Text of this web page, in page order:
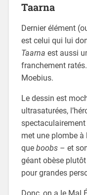
Taarna
Dernier élément
est celui qui lui
Taarna est aussi
franchement
Moebius.
Le dessin est
ultrasaturées,
met une plombe à
que boobs– et
géant obèse
pour grandes